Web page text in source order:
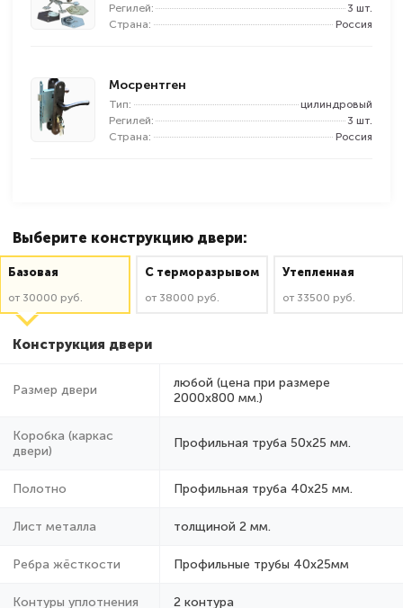
Регилей:
3 шт.
Страна:
Россия
Мосрентген
Тип:
цилиндровый
Регилей:
3 шт.
Страна:
Россия
Выберите конструкцию двери:
Базовая
от 30000 руб.
C терморазрывом
от 38000 руб.
Утепленная
от 33500 руб.
Конструкция двери
Размер двери
любой (цена при размере
2000x800 мм.)
Коробка (каркас
двери)
Профильная труба 50х25 мм.
Полотно Профильная труба 40х25 мм.
Лист металла толщиной 2 мм.
Ребра жёсткости Профильные трубы 40х25мм
Контуры уплотнения 2 контура